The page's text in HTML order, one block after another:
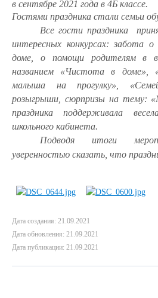
в сентябре 2021 года в 4Б классе.
Гостями праздника стали семьи
Все гости праздника
интересных конкурсах: забота
доме, о помощи родителям в
названием «Чистота в доме»,
малыша на прогулку»,
розыгрыши, сюрпризы на тему:
праздника поддерживала
школьного кабинета.
Подводя итоги
уверенностью сказать, что
Дата создания: 21.09.2021
Дата обновления: 21.09.2021
Дата публикации: 21.09.2021